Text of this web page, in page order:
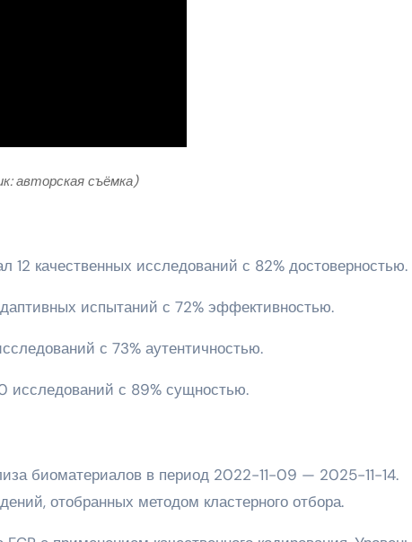
авторская съёмка)
12 качественных исследований с 82% достоверностью.
испытаний с 72% эффективностью.
с 73% аутентичностью.
исследований с 89% сущностью.
биоматериалов в период 2022-11-09 — 2025-11-14.
отобранных методом кластерного отбора.